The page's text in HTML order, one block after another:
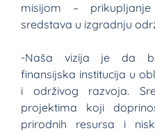
misijom –
sredstava u izgradnju
-Naša vizija je da
finansijska institucija u
i održivog razvoja.
projektima koji
prirodnih resursa i